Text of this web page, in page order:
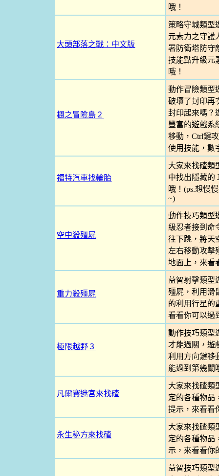
哦！
大頭部落之戰：中文版
策略守城類型
元素力之守護
署防衛塔防守
技能點升級元
哦！
楓之冒險島２
動作冒險類型
破壞了封印再
封印起來嗎？
豐富的遊戲系
移動，Ctrl鍵
使用技能，數
福特汽車找輪胎
大家來找碴類
中找出隱藏的
哦！(ps.想慢
~)
空中殺殭屍
動作技巧類型
級忍者接到命
往下跳，將天
左右移動攻擊
地面上，來看
重力殺殭屍
益智射擊類型
殭屍，利用滑
的利用行星的
看看你可以過
極限越野３
動作技巧類型
才能過關，遊
利用方向鍵移
能過到第幾關
凡爾賽迷宮來找碴
大家來找碴類
定的各種物品
提示，來看看
永生秘方來找碴
大家來找碴類
定的各種物品
示，來看看你
益智技巧類型